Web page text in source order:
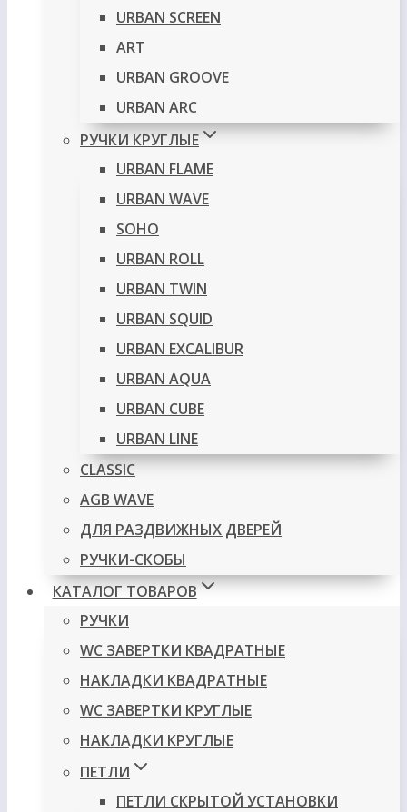
URBAN SCREEN
ART
URBAN GROOVE
URBAN ARC
РУЧКИ КРУГЛЫЕ
URBAN FLAME
URBAN WAVE
SOHO
URBAN ROLL
URBAN TWIN
URBAN SQUID
URBAN EXCALIBUR
URBAN AQUA
URBAN CUBE
URBAN LINE
CLASSIC
AGB WAVE
ДЛЯ РАЗДВИЖНЫХ ДВЕРЕЙ
РУЧКИ-СКОБЫ
КАТАЛОГ ТОВАРОВ
РУЧКИ
WC ЗАВЕРТКИ КВАДРАТНЫЕ
НАКЛАДКИ КВАДРАТНЫЕ
WC ЗАВЕРТКИ КРУГЛЫЕ
НАКЛАДКИ КРУГЛЫЕ
ПЕТЛИ
ПЕТЛИ СКРЫТОЙ УСТАНОВКИ